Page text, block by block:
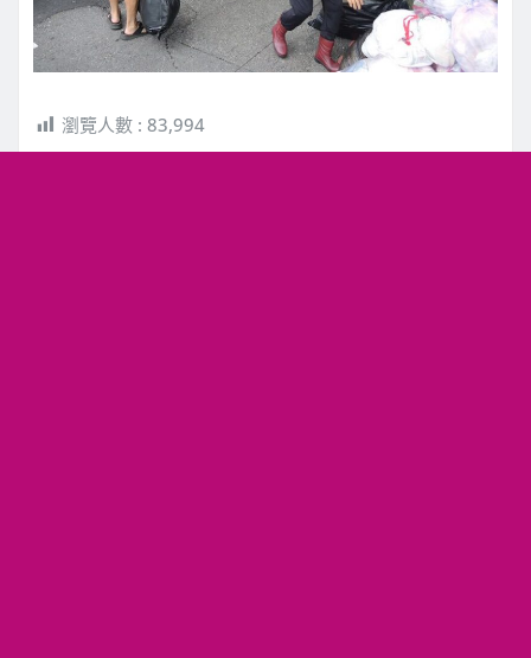
瀏覽人數 : 83,994